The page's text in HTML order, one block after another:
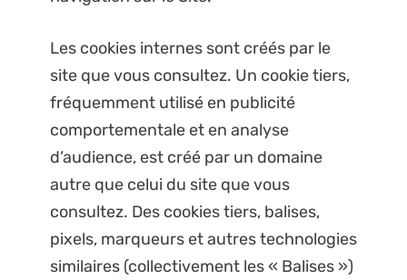
Les cookies internes sont créés par le
site que vous consultez. Un cookie tiers,
fréquemment utilisé en publicité
comportementale et en analyse
d’audience, est créé par un domaine
autre que celui du site que vous
consultez. Des cookies tiers, balises,
pixels, marqueurs et autres technologies
similaires (collectivement les « Balises »)